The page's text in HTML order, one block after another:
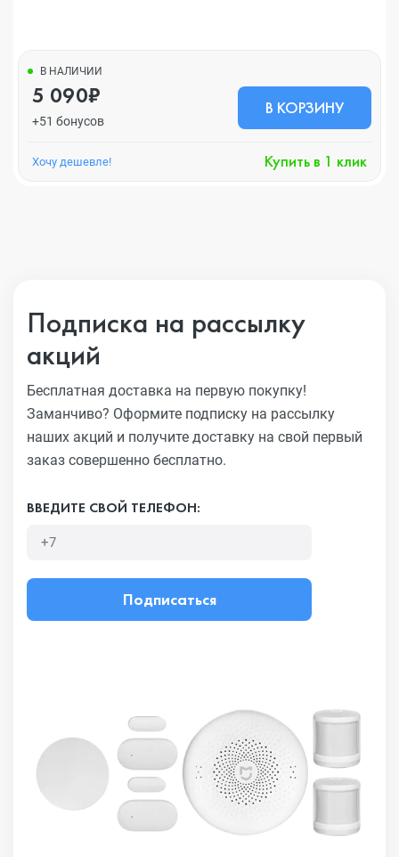
В НАЛИЧИИ
5 090₽
+51 бонусов
В КОРЗИНУ
Хочу дешевле! Купить в 1 клик
Подписка на рассылку
акций
Бесплатная доставка на первую покупку!
Заманчиво? Оформите подписку на рассылку
наших акций и получите доставку на свой первый
заказ совершенно бесплатно.
ВВЕДИТЕ СВОЙ ТЕЛЕФОН:
Подписаться